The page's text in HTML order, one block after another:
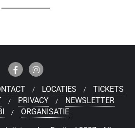
LOCATIES
TICKETS
PRIVACY
NEWSLETTER
ORGANISATIE